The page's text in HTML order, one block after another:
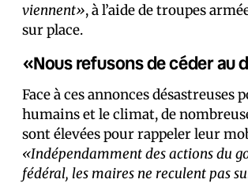
viennent», à l’aide de troupes
sur place.
«Nous refusons de céder au
Face à ces annonces désastreuses
humains et le climat, de
sont élevées pour rappeler leur
«Indépendamment des actions du
fédéral, les maires ne reculent pas